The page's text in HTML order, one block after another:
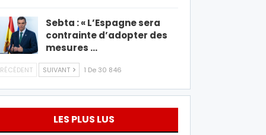
Sebta : « L’Espagne sera
contrainte d’adopter des
mesures …
SUIVANT 1 De 30 846
LES PLUS LUS